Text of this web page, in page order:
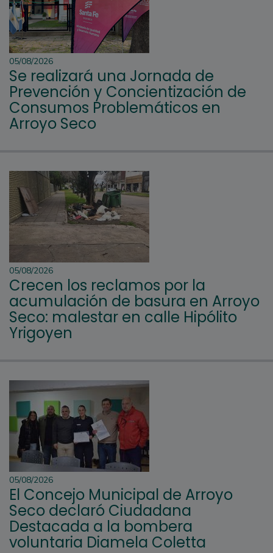
05/08/2026
Se realizará una Jornada de
Prevención y Concientización de
Consumos Problemáticos en
Arroyo Seco
05/08/2026
Crecen los reclamos por la
acumulación de basura en Arroyo
Seco: malestar en calle Hipólito
Yrigoyen
05/08/2026
El Concejo Municipal de Arroyo
Seco declaró Ciudadana
Destacada a la bombera
voluntaria Diamela Coletta